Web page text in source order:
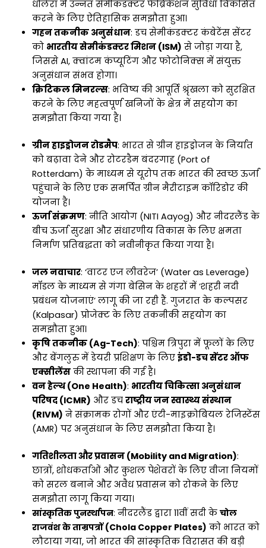
धोलेरा में उन्नत सेमीकंडक्टर फैब्रिकेशन सुविधा विकसित
करने के लिए ऐतिहासिक समझौता हुआ।
गहन तकनीक अनुसंधान: डच सेमीकंडक्टर कंबेटेंस सेंटर
को भारतीय सेमीकंडक्टर मिशन (ISM) से जोड़ा गया है,
जिससे AI, क्वांटम कंप्यूटिंग और फोटोनिक्स में संयुक्त
अनुसंधान संभव होगा।
क्रिटिकल मिनरल्स: भविष्य की आपूर्ति श्रृंखला को सुरक्षित
करने के लिए महत्वपूर्ण खनिजों के क्षेत्र में सहयोग का
समझौता किया गया है।
ग्रीन हाइड्रोजन रोडमैप: भारत से ग्रीन हाइड्रोजन के निर्यात
को बढ़ावा देने और रोटरडैम बंदरगाह (Port of
Rotterdam) के माध्यम से यूरोप तक भारत की स्वच्छ ऊर्जा
पहुंचाने के लिए एक समर्पित ग्रीन मैरीटाइम कॉरिडोर की
योजना है।
ऊर्जा संक्रमण: नीति आयोग (NITI Aayog) और नीदरलैंड के
बीच ऊर्जा सुरक्षा और संधारणीय विकास के लिए क्षमता
निर्माण प्रतिबद्धता को नवीनीकृत किया गया है।
जल नवाचार: ‘वाटर एज लीवरेज’ (Water as Leverage)
मॉडल के माध्यम से गंगा बेसिन के शहरों में ‘शहरी नदी
प्रबंधन योजनाएं’ लागू की जा रही हैं. गुजरात के कल्पसर
(Kalpasar) प्रोजेक्ट के लिए तकनीकी सहयोग का
समझौता हुआ।
कृषि तकनीक (Ag-Tech): पश्चिम त्रिपुरा में फूलों के लिए
और बेंगलुरु में डेयरी प्रशिक्षण के लिए इंडो-डच सेंटर ऑफ
एक्सीलेंसकी स्थापना की गई है।
वन हेल्थ (One Health): भारतीय चिकित्सा अनुसंधान
परिषद (ICMR) और डच राष्ट्रीय जन स्वास्थ्य संस्थान
(RIVM) ने संक्रामक रोगों और एंटी-माइक्रोबियल रेजिस्टेंस
(AMR) पर अनुसंधान के लिए समझौता किया है।
गतिशीलता और प्रवासन (Mobility and Migration):
छात्रों, शोधकर्ताओं और कुशल पेशेवरों के लिए वीजा नियमों
को सरल बनाने और अवैध प्रवासन को रोकने के लिए
समझौता लागू किया गया।
सांस्कृतिक पुनर्स्थापन: नीदरलैंड द्वारा 11वीं सदी के चोल
राजवंश के ताम्रपत्रों (Chola Copper Plates) को भारत को
लौटाया गया, जो भारत की सांस्कृतिक विरासत की बड़ी